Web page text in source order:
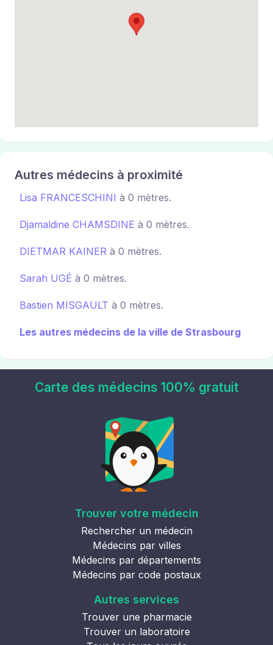
Autres médecins à proximité
Lisa FRANCESCHINI à 0 mètres.
Djamaldine CHAMSDINE à 0 mètres.
DIETMAR KAINER à 0 mètres.
Sarah UGÉ à 0 mètres.
Bastien MISGAULT à 0 mètres.
Les autres médecins de la ville de Strasbourg
Carte des médecins 100% gratuit
Trouver votre médecin
Rechercher un médecin
Médecins par villes
Médecins par départements
Médecins par code postaux
Autres services
Trouver une pharmacie
Trouver un laboratoire